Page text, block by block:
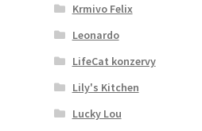
Krmivo Felix
Leonardo
LifeCat konzervy
Lily's Kitchen
Lucky Lou